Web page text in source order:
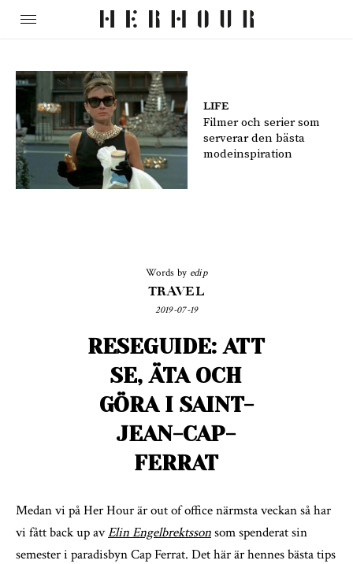
LIFE
Filmer och serier som
serverar den bästa
modeinspiration
Words by edip
TRAVEL
2019-07-19
RESEGUIDE: ATT
SE, ÄTA OCH
GÖRA I SAINT-
JEAN-CAP-
FERRAT
Medan vi på Her Hour är out of office närmsta veckan så har
vi fått back up avElin Engelbrektssonsom spenderat sin
semester i paradisbyn Cap Ferrat. Det här är hennes bästa tips